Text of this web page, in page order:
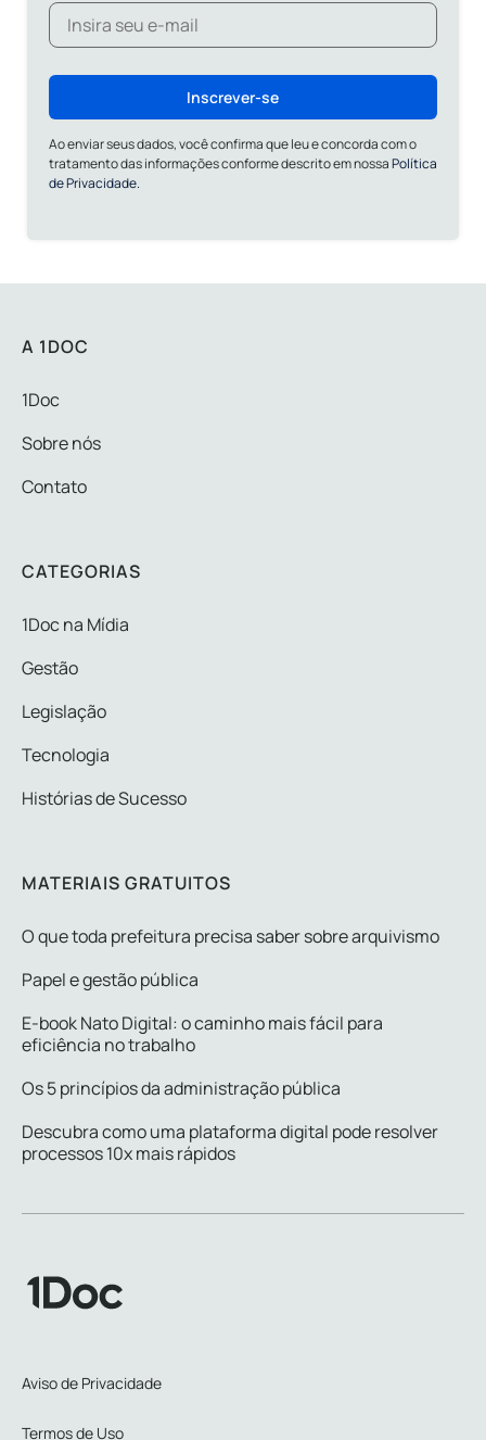
Inscrever-se
Ao enviar seus dados, você confirma que leu e concorda com o
tratamento das informações conforme descrito em nossaPolítica
de Privacidade.
A 1DOC
1Doc
Sobre nós
Contato
CATEGORIAS
1Doc na Mídia
Gestão
Legislação
Tecnologia
Histórias de Sucesso
MATERIAIS GRATUITOS
O que toda prefeitura precisa saber sobre arquivismo
Papel e gestão pública
E-book Nato Digital: o caminho mais fácil para
eficiência no trabalho
Os 5 princípios da administração pública
Descubra como uma plataforma digital pode resolver
processos 10x mais rápidos
Aviso de Privacidade
Termos de Uso